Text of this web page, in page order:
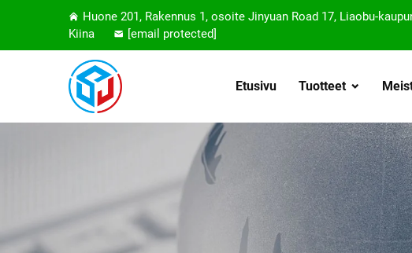
Huone 201, Rakennus 1, osoite Jinyuan Road 17, Liaobu-
Kiina
[email protected]
Etusivu Tuotteet